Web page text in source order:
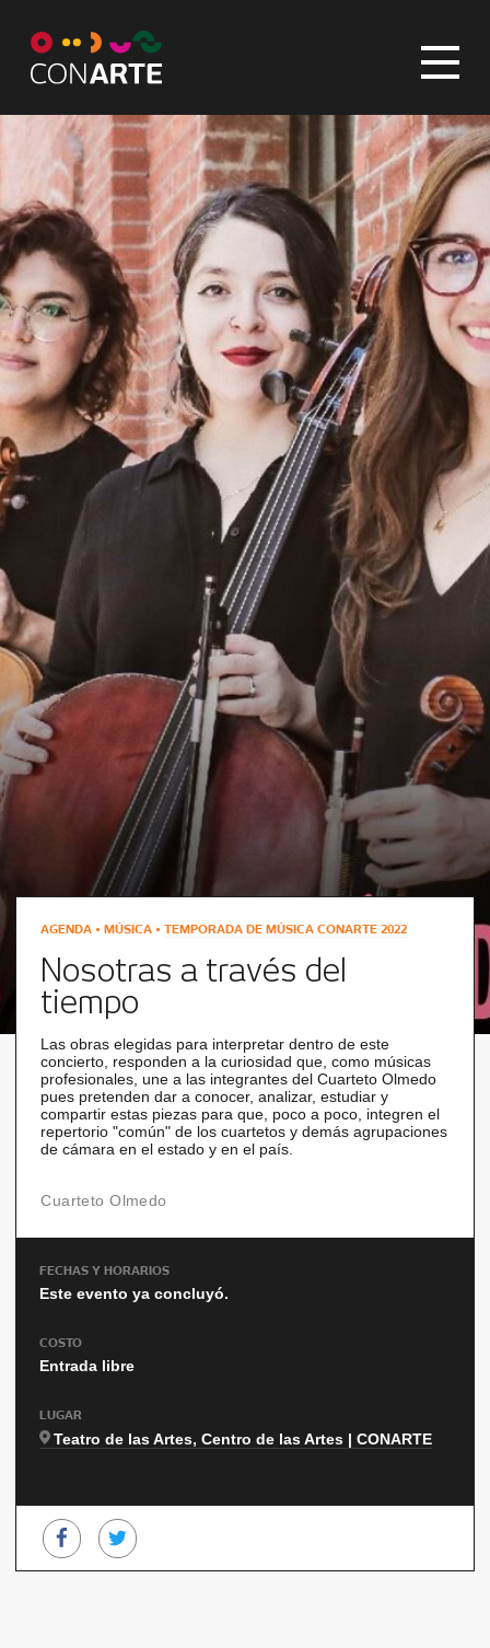
AGENDA • MÚSICA •TEMPORADA DE MÚSICA CONARTE 2022
Nosotras a través del
tiempo
Las obras elegidas para interpretar dentro de este
concierto, responden a la curiosidad que, como músicas
profesionales, une a las integrantes del Cuarteto Olmedo
pues pretenden dar a conocer, analizar, estudiar y
compartir estas piezas para que, poco a poco, integren el
repertorio "común" de los cuartetos y demás agrupaciones
de cámara en el estado y en el país.
Cuarteto Olmedo
FECHAS Y HORARIOS
Este evento ya concluyó.
COSTO
Entrada libre
LUGAR
Teatro de las Artes, Centro de las Artes | CONARTE